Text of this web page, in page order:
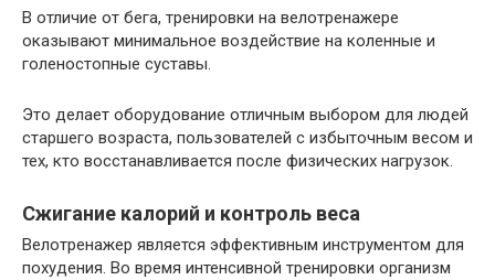
В отличие от бега, тренировки на велотренажере
оказывают минимальное воздействие на коленные и
голеностопные суставы.
Это делает оборудование отличным выбором для людей
старшего возраста, пользователей с избыточным весом и
тех, кто восстанавливается после физических нагрузок.
Сжигание калорий и контроль веса
Велотренажер является эффективным инструментом для
похудения. Во время интенсивной тренировки организм